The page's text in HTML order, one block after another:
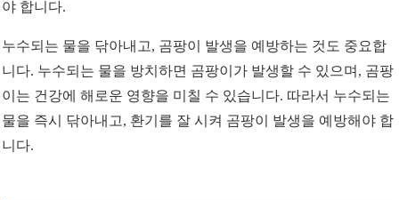
야 합니다.
누수되는 물을 닦아내고, 곰팡이 발생을 예방하는 것도 중요합
니다. 누수되는 물을 방치하면 곰팡이가 발생할 수 있으며, 곰팡
이는 건강에 해로운 영향을 미칠 수 있습니다. 따라서 누수되는
물을 즉시 닦아내고, 환기를 잘 시켜 곰팡이 발생을 예방해야 합
니다.